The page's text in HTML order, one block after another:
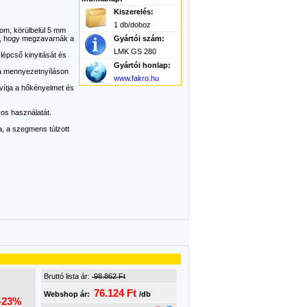
körülbelül 5 mm
hogy megzavarnák a
kinyitását és
mennyezetnyíláson
a hőkényelmet és
használatát.
a szegmens túlzott
Kiszerelés:
1 db/doboz
Gyártói szám:
LMK GS 280
Gyártói honlap:
www.fakro.hu
Bruttó lista ár: 98.862 Ft
Webshop ár: 76.124 Ft /db